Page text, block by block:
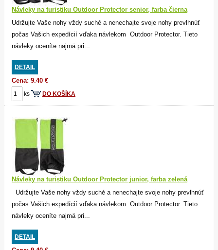
Návleky na turistiku Outdoor Protector senior, farba čierna
Udržujte Vaše nohy vždy suché a nenechajte svoje nohy prevlhnúť
počas Vašich expedícií vďaka návlekom Outdoor Protector. Tieto
návleky oceníte najmä pri...
DETAIL
Cena: 9.40 €
ks DO KOŠÍKA
Návleky na turistiku Outdoor Protector junior, farba zelená
Udržujte Vaše nohy vždy suché a nenechajte svoje nohy prevlhnúť
počas Vašich expedícií vďaka návlekom Outdoor Protector. Tieto
návleky oceníte najmä pri...
DETAIL